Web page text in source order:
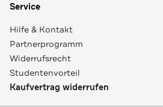
Service
Hilfe & Kontakt
Partnerprogramm
Widerrufsrecht
Studentenvorteil
Kaufvertrag widerrufen